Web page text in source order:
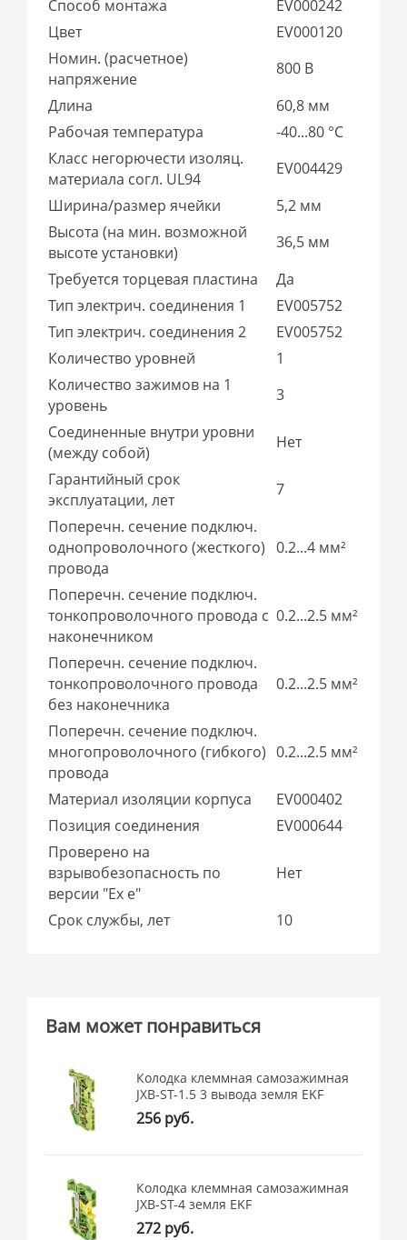
Способ монтажа
EV000242
Цвет
EV000120
Номин. (расчетное)
напряжение
800 В
Длина
60,8 мм
Рабочая температура
-40...80 °C
Класс негорючести изоляц.
материала согл. UL94
EV004429
Ширина/размер ячейки
5,2 мм
Высота (на мин. возможной
высоте установки)
36,5 мм
Требуется торцевая пластина
Да
Тип электрич. соединения 1
EV005752
Тип электрич. соединения 2
EV005752
Количество уровней
1
Количество зажимов на 1
уровень
3
Соединенные внутри уровни
(между собой)
Нет
Гарантийный срок
эксплуатации, лет
7
Поперечн. сечение подключ.
однопроволочного (жесткого)
провода
0.2...4 мм²
Поперечн. сечение подключ.
тонкопроволочного провода с
наконечником
0.2...2.5 мм²
Поперечн. сечение подключ.
тонкопроволочного провода
без наконечника
0.2...2.5 мм²
Поперечн. сечение подключ.
многопроволочного (гибкого)
провода
0.2...2.5 мм²
Материал изоляции корпуса
EV000402
Позиция соединения
EV000644
Проверено на
взрывобезопасность по
версии "Ex e"
Нет
Срок службы, лет 10
Вам может понравиться
Колодка клеммная самозажимная
JXB-ST-1.5 3 вывода земля EKF
256 руб.
Колодка клеммная самозажимная
JXB-ST-4 земля EKF
272 руб.